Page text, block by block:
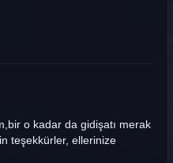
o kadar da gidişatı merak
teşekkürler, ellerinize